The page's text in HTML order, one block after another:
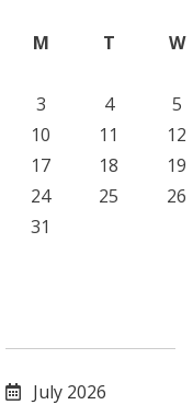
M
T W
3
4 5
10
11 12
17
18 19
24
25 26
31
July 2026